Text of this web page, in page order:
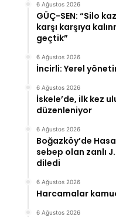
6 Ağustos 2026
GÜÇ-SEN: “Silo
karşı karşıya
geçtik”
6 Ağustos 2026
İncirli: Yerel
6 Ağustos 2026
İskele’de, ilk kez
düzenleniyor
6 Ağustos 2026
Boğazköy’de
sebep olan zanlı
diledi
6 Ağustos 2026
Harcamalar
6 Ağustos 2026